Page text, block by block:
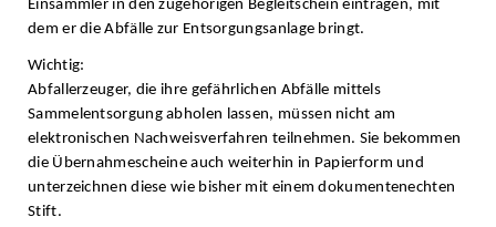
Einsammler in den zugehörigen Begleitschein eintragen, mit
dem er die Abfälle zur Entsorgungsanlage bringt.
Wichtig:
Abfallerzeuger, die ihre gefährlichen Abfälle mittels
Sammelentsorgung abholen lassen, müssen nicht am
elektronischen Nachweisverfahren teilnehmen. Sie bekommen
die Übernahmescheine auch weiterhin in Papierform und
unterzeichnen diese wie bisher mit einem dokumentenechten
Stift.